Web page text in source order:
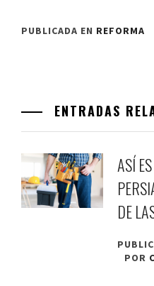
PUBLICADA EN REFORMA
ENTRADAS
ASÍ
DE
POR